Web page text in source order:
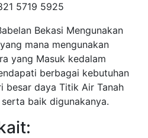
5719 5925
Bekasi Mengunakan
mana mengunakan
yang Masuk kedalam
berbagai kebutuhan
besar daya Titik Air Tanah
baik digunakanya.